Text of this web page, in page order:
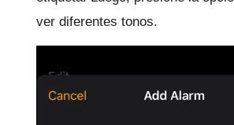
ver diferentes tonos.